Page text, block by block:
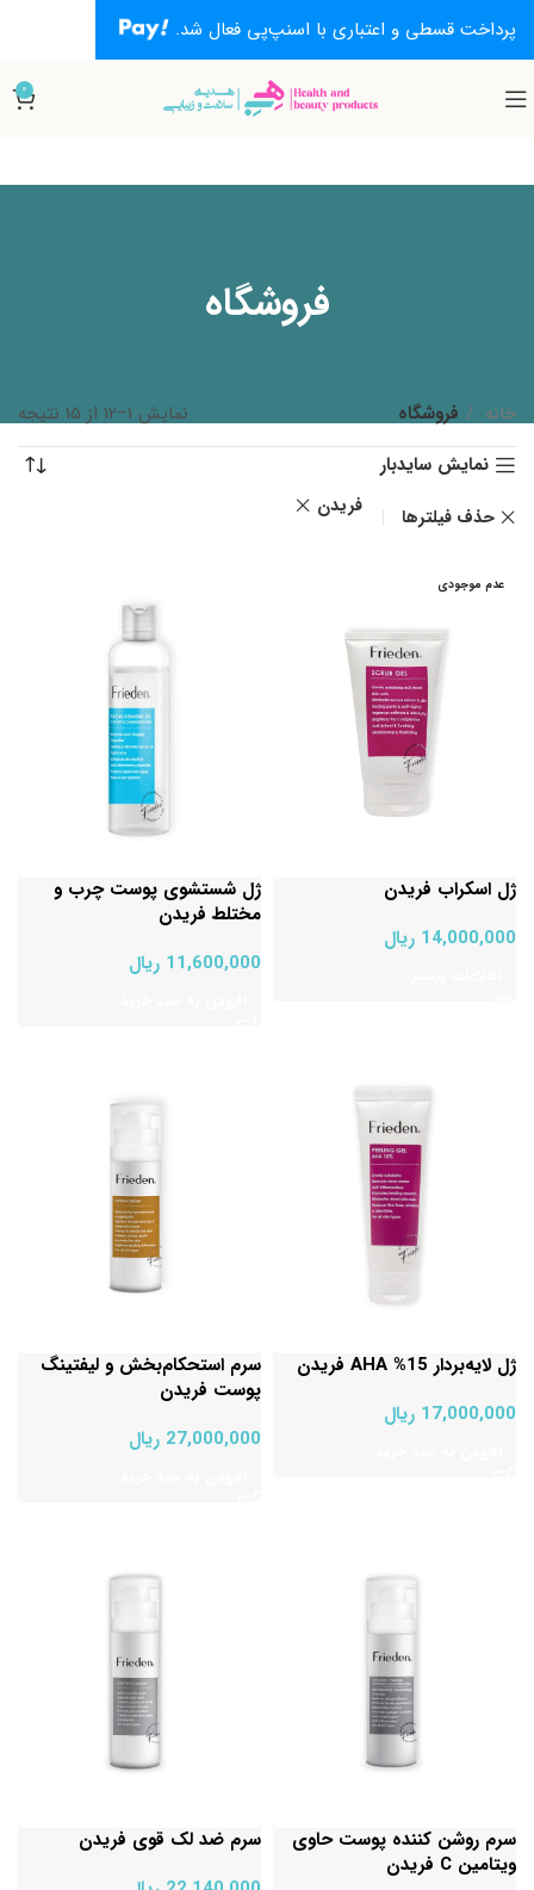
0
فروشگاه
خانه فروشگاه
نمایش 1–12 از 15 نتیجه
نمایش سایدبار
حذف فیلترها فریدن
عدم موجودی
ژل اسکراب فریدن
14,000,000 ریال
ژل شستشوی پوست چرب و
مختلط فریدن
11,600,000 ریال
ژل لایه‌بردار AHA %15 فریدن
17,000,000 ریال
سرم استحکام‌بخش و لیفتینگ
پوست فریدن
27,000,000 ریال
سرم روشن کننده پوست حاوی
ویتامین C فریدن
سرم ضد لک قوی فریدن
پرداخت قسطی و اعتباری با اسنپ‌پی فعال شد.